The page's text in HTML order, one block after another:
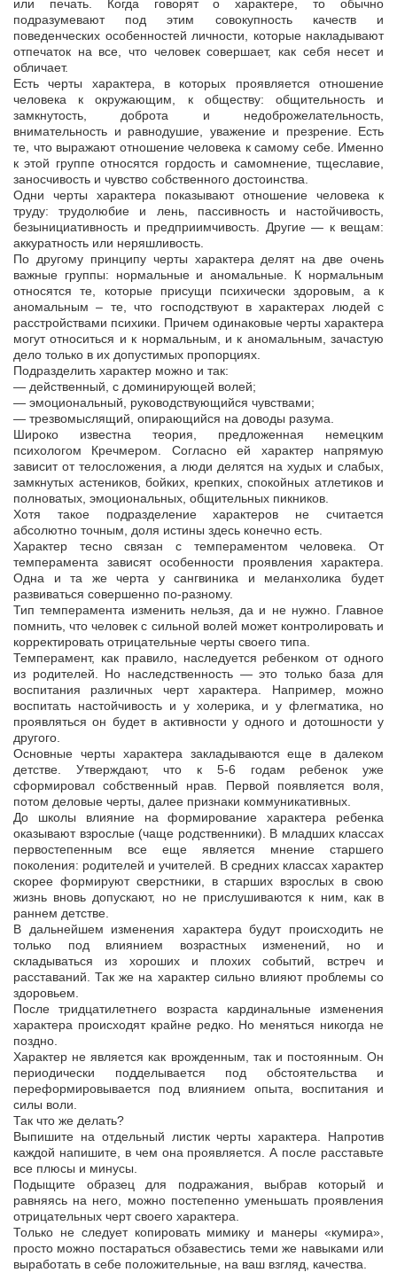
или печать. Когда говорят о характере, то обычно
подразумевают под этим совокупность качеств и
поведенческих особенностей личности, которые накладывают
отпечаток на все, что человек совершает, как себя несет и
обличает.
Есть черты характера, в которых проявляется отношение
человека к окружающим, к обществу: общительность и
замкнутость, доброта и недоброжелательность,
внимательность и равнодушие, уважение и презрение. Есть
те, что выражают отношение человека к самому себе. Именно
к этой группе относятся гордость и самомнение, тщеславие,
заносчивость и чувство собственного достоинства.
Одни черты характера показывают отношение человека к
труду: трудолюбие и лень, пассивность и настойчивость,
безынициативность и предприимчивость. Другие — к вещам:
аккуратность или неряшливость.
По другому принципу черты характера делят на две очень
важные группы: нормальные и аномальные. К нормальным
относятся те, которые присущи психически здоровым, а к
аномальным – те, что господствуют в характерах людей с
расстройствами психики. Причем одинаковые черты характера
могут относиться и к нормальным, и к аномальным, зачастую
дело только в их допустимых пропорциях.
Подразделить характер можно и так:
— действенный, с доминирующей волей;
— эмоциональный, руководствующийся чувствами;
— трезвомыслящий, опирающийся на доводы разума.
Широко известна теория, предложенная немецким
психологом Кречмером. Согласно ей характер напрямую
зависит от телосложения, а люди делятся на худых и слабых,
замкнутых астеников, бойких, крепких, спокойных атлетиков и
полноватых, эмоциональных, общительных пикников.
Хотя такое подразделение характеров не считается
абсолютно точным, доля истины здесь конечно есть.
Характер тесно связан с темпераментом человека. От
темперамента зависят особенности проявления характера.
Одна и та же черта у сангвиника и меланхолика будет
развиваться совершенно по-разному.
Тип темперамента изменить нельзя, да и не нужно. Главное
помнить, что человек с сильной волей может контролировать и
корректировать отрицательные черты своего типа.
Темперамент, как правило, наследуется ребенком от одного
из родителей. Но наследственность — это только база для
воспитания различных черт характера. Например, можно
воспитать настойчивость и у холерика, и у флегматика, но
проявляться он будет в активности у одного и дотошности у
другого.
Основные черты характера закладываются еще в далеком
детстве. Утверждают, что к 5-6 годам ребенок уже
сформировал собственный нрав. Первой появляется воля,
потом деловые черты, далее признаки коммуникативных.
До школы влияние на формирование характера ребенка
оказывают взрослые (чаще родственники). В младших классах
первостепенным все еще является мнение старшего
поколения: родителей и учителей. В средних классах характер
скорее формируют сверстники, в старших взрослых в свою
жизнь вновь допускают, но не прислушиваются к ним, как в
раннем детстве.
В дальнейшем изменения характера будут происходить не
только под влиянием возрастных изменений, но и
складываться из хороших и плохих событий, встреч и
расставаний. Так же на характер сильно влияют проблемы со
здоровьем.
После тридцатилетнего возраста кардинальные изменения
характера происходят крайне редко. Но меняться никогда не
поздно.
Характер не является как врожденным, так и постоянным. Он
периодически подделывается под обстоятельства и
переформировывается под влиянием опыта, воспитания и
силы воли.
Так что же делать?
Выпишите на отдельный листик черты характера. Напротив
каждой напишите, в чем она проявляется. А после расставьте
все плюсы и минусы.
Подыщите образец для подражания, выбрав который и
равняясь на него, можно постепенно уменьшать проявления
отрицательных черт своего характера.
Только не следует копировать мимику и манеры «кумира»,
просто можно постараться обзавестись теми же навыками или
выработать в себе положительные, на ваш взгляд, качества.